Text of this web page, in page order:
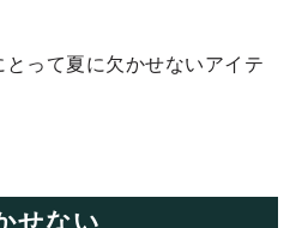
って夏に欠かせないアイテ
せない